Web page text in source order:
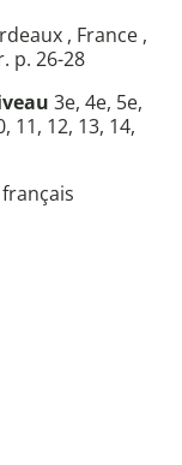
, France ,
p. 26-28
3e, 4e, 5e,
11, 12, 13, 14,
français